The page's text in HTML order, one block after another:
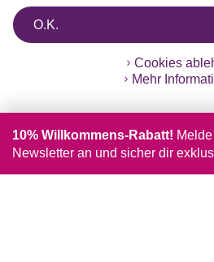
O.K.
Cookies
Mehr
10% Willkommens-Rabatt!
Newsletter an und sicher dir